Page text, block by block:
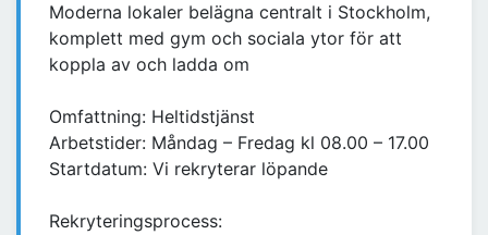
Moderna lokaler belägna centralt i Stockholm,
komplett med gym och sociala ytor för att
koppla av och ladda om
Omfattning: Heltidstjänst
Arbetstider: Måndag – Fredag kl 08.00 – 17.00
Startdatum: Vi rekryterar löpande
Rekryteringsprocess: